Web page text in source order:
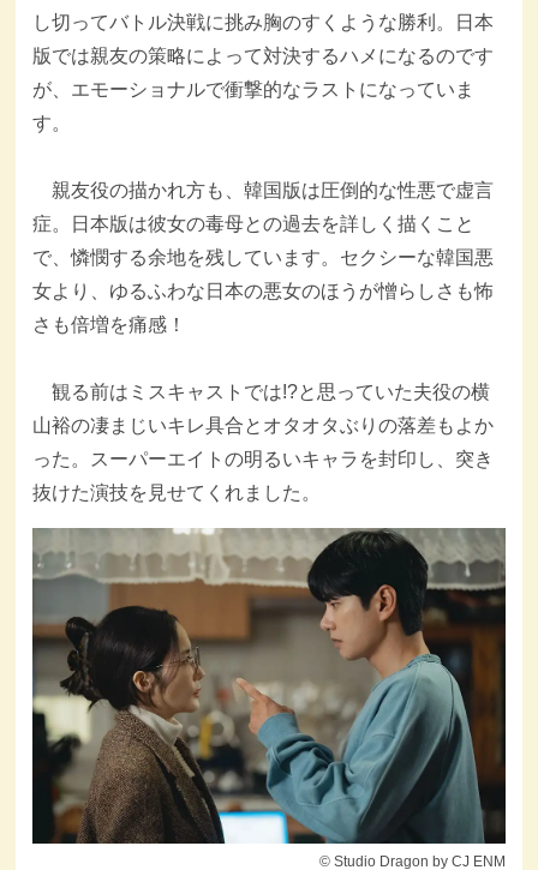
し切ってバトル決戦に挑み胸のすくような勝利。日本
版では親友の策略によって対決するハメになるのです
が、エモーショナルで衝撃的なラストになっていま
す。
親友役の描かれ方も、韓国版は圧倒的な性悪で虚言
症。日本版は彼女の毒母との過去を詳しく描くこと
で、憐憫する余地を残しています。セクシーな韓国悪
女より、ゆるふわな日本の悪女のほうが憎らしさも怖
さも倍増を痛感！
観る前はミスキャストでは!?と思っていた夫役の横
山裕の凄まじいキレ具合とオタオタぶりの落差もよか
った。スーパーエイトの明るいキャラを封印し、突き
抜けた演技を見せてくれました。
© Studio Dragon by CJ ENM